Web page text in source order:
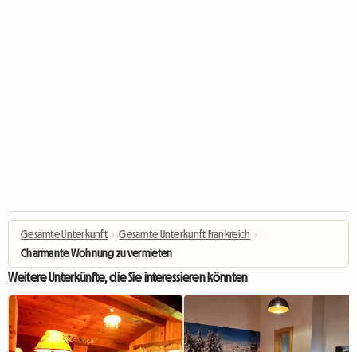
Gesamte Unterkunft › Gesamte Unterkunft Frankreich ›
Charmante Wohnung zu vermieten
Weitere Unterkünfte, die Sie interessieren könnten